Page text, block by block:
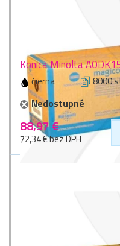
Konica Minolta
čierna 8000
Nedostupné
88,97 €
72,34 € bez DPH